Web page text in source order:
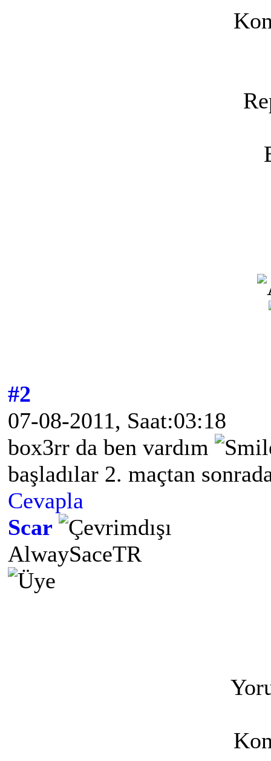
#2
07-08-2011, Saat:03:18
box3rr da ben vardım
başladılar 2. maçtan
Cevapla
Scar
AlwaySaceTR